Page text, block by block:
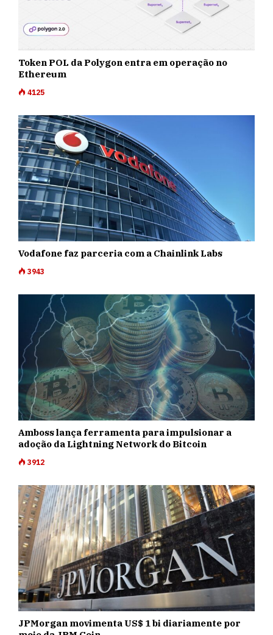
Token POL da Polygon entra em operação no
Ethereum
4125
Vodafone faz parceria com a Chainlink Labs
3943
Amboss lança ferramenta para impulsionar a
adoção da Lightning Network do Bitcoin
3912
JPMorgan movimenta US$ 1 bi diariamente por